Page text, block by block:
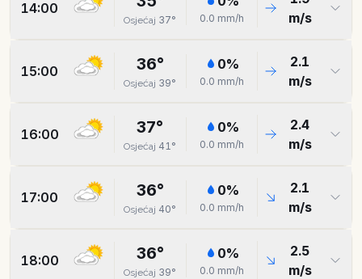
14:00
Osjećaj 37° 0.0 mm/h
m/s
15:00 36°
Osjećaj 39°
0%
0.0 mm/h
2.1
m/s
16:00 37°
Osjećaj 41°
0%
0.0 mm/h
2.4
m/s
17:00 36°
Osjećaj 40°
0%
0.0 mm/h
2.1
m/s
18:00 36°
Osjećaj 39°
0%
0.0 mm/h
2.5
m/s